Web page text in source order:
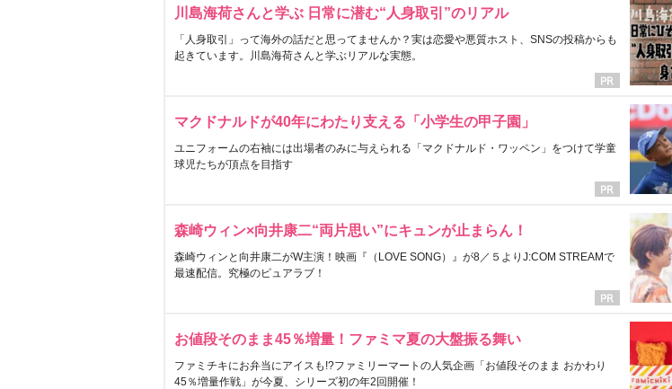
川島海荷さんと学ぶ 日常に潜む“人身取引”のリアル
「人身取引」って海外の話だと思ってませんか？実は恋愛や悪質ホスト、SNSの投稿からも
起きています。川島海荷さんと学ぶリアルな実態。
マクドナルドが40年にわたり支える「小学生の甲子園」
ユニフォームの右袖には出場者のみに与えられる「マクドナルド・ワッペン」をつけて学童
球児たちが頂点を目指す
森崎ウィン×向井康二“両片思い”にキュンが止まらん！
森崎ウィンと向井康二がW主演！映画『（LOVE SONG）』が8／５よりJ:COM STREAMで
最速配信。究極のピュアラブ！
お値段そのまま45％増量！ファミマ夏の大盤振る舞い
ファミチキにお弁当にアイスも!?ファミリーマートの人気企画「お値段そのまま おかわり
45％増量作戦」が今夏、シリーズ初の年2回開催！